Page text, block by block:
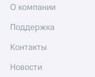
О компании
Поддержка
Контакты
Новости